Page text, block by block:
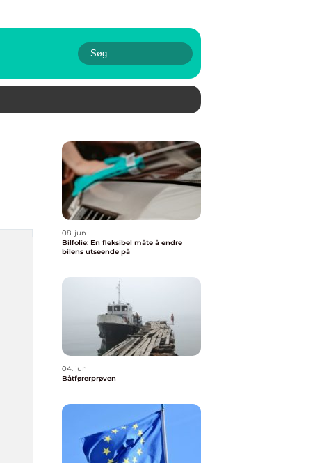
08. jun
Bilfolie: En fleksibel måte å endre
bilens utseende på
04. jun
Båtførerprøven